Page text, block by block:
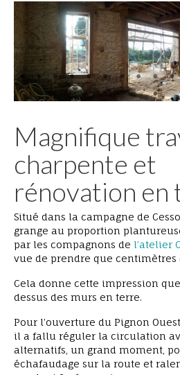
Magnifique
charpente et
rénovation en
Situé dans la campagne de
grange au proportion
par les compagnons de l’atelier
vue de prendre que centimètres
Cela donne cette impression
dessus des murs en terre.
Pour l’ouverture du Pignon
il a fallu réguler la circulation
alternatifs, un grand moment,
échafaudage sur la route et